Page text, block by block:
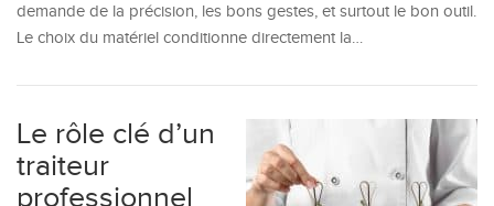
demande de la précision, les bons gestes, et surtout le bon outil.
Le choix du matériel conditionne directement la…
Le rôle clé d’un
traiteur
professionnel